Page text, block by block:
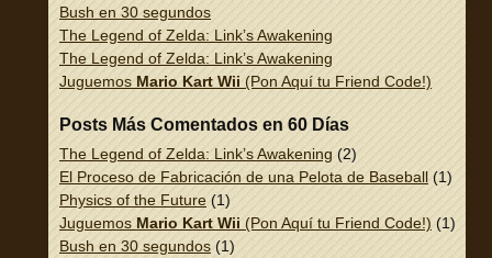
Bush en 30 segundos
The Legend of Zelda: Link’s Awakening
The Legend of Zelda: Link’s Awakening
Juguemos Mario Kart Wii (Pon Aquí tu Friend Code!)
Posts Más Comentados en 60 Días
The Legend of Zelda: Link’s Awakening (2)
El Proceso de Fabricación de una Pelota de Baseball (1)
Physics of the Future (1)
Juguemos Mario Kart Wii (Pon Aquí tu Friend Code!) (1)
Bush en 30 segundos (1)